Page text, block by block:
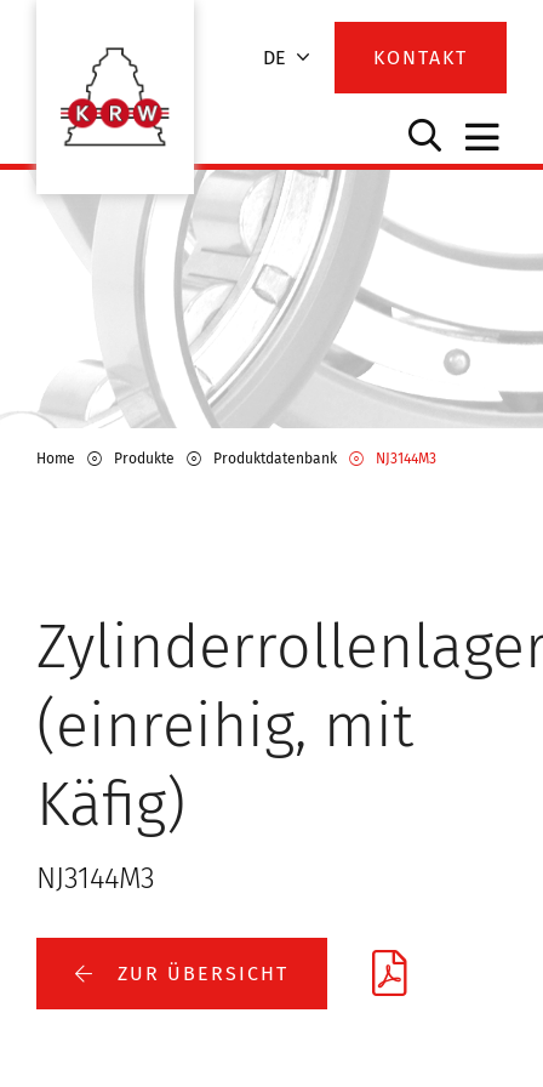
DE KONTAKT
Home Produkte Produktdatenbank NJ3144M3
(einreihig, mit
Käfig)
NJ3144M3
ZUR ÜBERSICHT